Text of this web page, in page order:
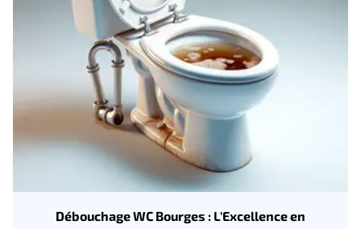
Débouchage WC Bourges : L'Excellence en